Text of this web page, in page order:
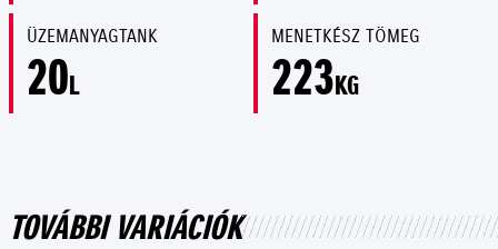
ÜZEMANYAGTANK
20L
MENETKÉSZ TÖMEG
223KG
TOVÁBBI VARIÁCIÓK